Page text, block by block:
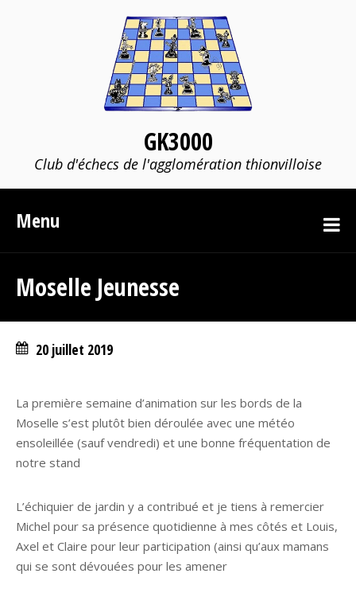
GK3000
Club d'échecs de l'agglomération thionvilloise
Menu
Moselle Jeunesse
20 juillet 2019
La première semaine d’animation sur les bords de la
Moselle s’est plutôt bien déroulée avec une météo
ensoleillée (sauf vendredi) et une bonne fréquentation de
notre stand
L’échiquier de jardin y a contribué et je tiens à remercier
Michel pour sa présence quotidienne à mes côtés et Louis,
Axel et Claire pour leur participation (ainsi qu’aux mamans
qui se sont dévouées pour les amener